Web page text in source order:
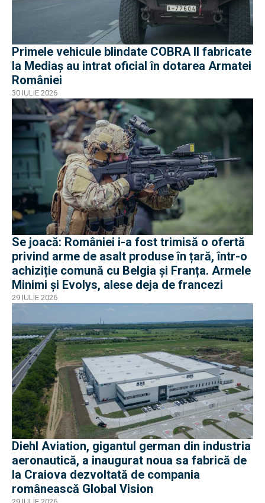
Primele vehicule blindate COBRA II fabricate
la Mediaș au intrat oficial în dotarea Armatei
României
30 IULIE 2026
Se joacă: României i-a fost trimisă o ofertă
privind arme de asalt produse în țară, într-o
achiziție comună cu Belgia și Franța. Armele
Minimi și Evolys, alese deja de francezi
29 IULIE 2026
Diehl Aviation, gigantul german din industria
aeronautică, a inaugurat noua sa fabrică de
la Craiova dezvoltată de compania
românească Global Vision